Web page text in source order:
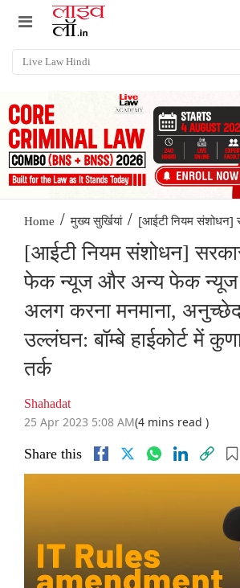
Home / मुख्य सुर्खियां / [आईटी नियम संशोधन]
[आईटी नियम संशोधन]
फेक न्यूज और अन्य फेक
अलग करना मनमाना,
उल्लंघन: बॉम्बे हाईकोर्ट में
तर्क
Shahadat
25 Apr 2023 5:08 AM(4 mins read )
Share this